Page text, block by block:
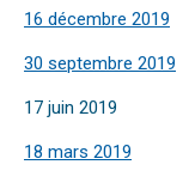
16 décembre 2019
30 septembre 2019
17 juin 2019
18 mars 2019